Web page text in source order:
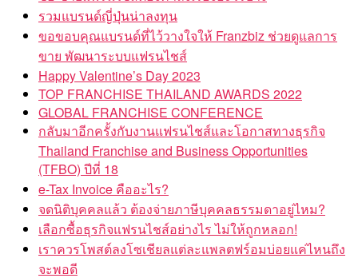
รวมแบรนด์ญี่ปุ่นน่าลงทุน
ขอขอบคุณแบรนด์ที่ไว้วางใจให้ Franzbiz ช่วยดูแลการ
ขาย พัฒนาระบบแฟรนไชส์
Happy Valentine’s Day 2023
TOP FRANCHISE THAILAND AWARDS 2022
GLOBAL FRANCHISE CONFERENCE
กลับมาอีกครั้งกับงานแฟรนไชส์และโอกาสทางธุรกิจ
Thailand Franchise and Business Opportunities
(TFBO) ปีที่ 18
e-Tax Invoice คืออะไร?
จดนิติบุคคลแล้ว ต้องจ่ายภาษีบุคคลธรรมดาอยู่ไหม?
เลือกซื้อธุรกิจแฟรนไชส์อย่างไร ไม่ให้ถูกหลอก!
เราควรโพสต์ลงโซเชียลแต่ละแพลตฟร์อมบ่อยแค่ไหนถึง
จะพอดี